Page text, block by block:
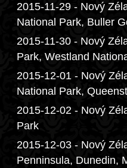
2015-11-29 - Nový
National Park, Buller
2015-11-30 - Nový
Park, Westland
2015-12-01 - Nový
National Park,
2015-12-02 - Nový
Park
2015-12-03 - Nový
Penninsula, Dunedin,